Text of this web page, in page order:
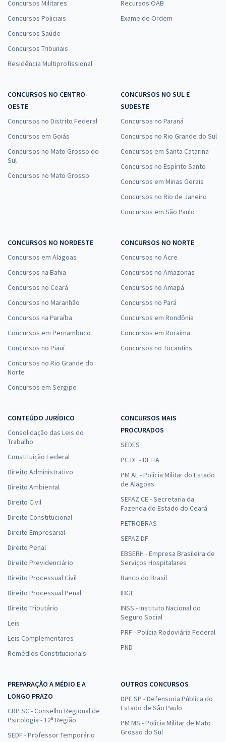
Concursos Militares
Concursos Policiais
Concursos Saúde
Concursos Tribunais
Residência Multiprofissional
Recursos OAB
Exame de Ordem
CONCURSOS NO CENTRO-
OESTE
Concursos no Distrito Federal
Concursos em Goiás
Concursos no Mato Grosso do
Sul
Concursos no Mato Grosso
CONCURSOS NO SUL E
SUDESTE
Concursos no Paraná
Concursos no Rio Grande do Sul
Concursos em Santa Catarina
Concursos no Espírito Santo
Concursos em Minas Gerais
Concursos no Rio de Janeiro
Concursos em São Paulo
CONCURSOS NO NORDESTE
Concursos em Alagoas
Concursos na Bahia
Concursos no Ceará
Concursos no Maranhão
Concursos na Paraíba
Concursos em Pernambuco
Concursos no Piauí
Concursos no Rio Grande do
Norte
Concursos em Sergipe
CONCURSOS NO NORTE
Concursos no Acre
Concursos no Amazonas
Concursos no Amapá
Concursos no Pará
Concursos em Rondônia
Concursos em Roraima
Concursos no Tocantins
CONTEÚDO JURÍDICO
Consolidação das Leis do
Trabalho
Constituição Federal
Direito Administrativo
Direito Ambiental
Direito Civil
Direito Constitucional
Direito Empresarial
Direito Penal
Direito Previdenciário
Direito Processual Civil
Direito Processual Penal
Direito Tributário
Leis
Leis Complementares
Remédios Constitucionais
CONCURSOS MAIS
PROCURADOS
SEDES
PC DF - DELTA
PM AL - Polícia Militar do Estado
de Alagoas
SEFAZ CE - Secretaria da
Fazenda do Estado do Ceará
PETROBRAS
SEFAZ DF
EBSERH - Empresa Brasileira de
Serviços Hospitalares
Banco do Brasil
IBGE
INSS - Instituto Nacional do
Seguro Social
PRF - Polícia Rodoviária Federal
PND
PREPARAÇÃO A MÉDIO E A
LONGO PRAZO
CRP SC - Conselho Regional de
Psicologia - 12ª Região
SEDF - Professor Temporário
OUTROS CONCURSOS
DPE SP - Defensoria Pública do
Estado de São Paulo
PM MS - Polícia Militar de Mato
Grosso do Sul